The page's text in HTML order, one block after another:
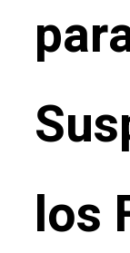
los